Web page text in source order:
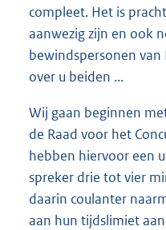
compleet. Het is
aanwezig zijn en ook
bewindspersonen
over u beiden ...
Wij gaan beginnen
de Raad voor het
hebben hiervoor een
spreker drie tot vier
daarin coulanter
aan hun tijdslimiet